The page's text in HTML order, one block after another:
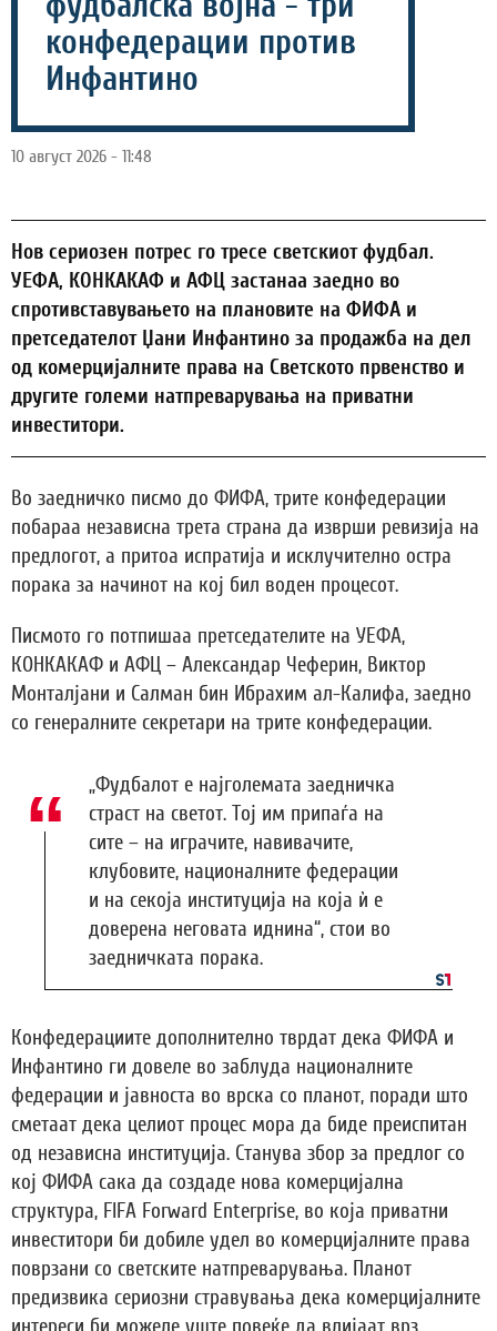
конфедерации против
Инфантино
10 август 2026 - 11:48
Нов сериозен потрес го тресе светскиот фудбал.
УЕФА, КОНКАКАФ и АФЦ застанаа заедно во
спротивставувањето на плановите на ФИФА и
претседателот Џани Инфантино за продажба на дел
од комерцијалните права на Светското првенство и
другите големи натпреварувања на приватни
инвеститори.
Во заедничко писмо до ФИФА, трите конфедерации
побараа независна трета страна да изврши ревизија на
предлогот, а притоа испратија и исклучително остра
порака за начинот на кој бил воден процесот.
Писмото го потпишаа претседателите на УЕФА,
КОНКАКАФ и АФЦ – Александар Чеферин, Виктор
Монталјани и Салман бин Ибрахим ал-Калифа, заедно
со генералните секретари на трите конфедерации.
„Фудбалот е најголемата заедничка
страст на светот. Тој им припаѓа на
сите – на играчите, навивачите,
клубовите, националните федерации
и на секоја институција на која ѝ е
доверена неговата иднина“, стои во
заедничката порака.
Конфедерациите дополнително тврдат дека ФИФА и
Инфантино ги довеле во заблуда националните
федерации и јавноста во врска со планот, поради што
сметаат дека целиот процес мора да биде преиспитан
од независна институција. Станува збор за предлог со
кој ФИФА сака да создаде нова комерцијална
структура, FIFA Forward Enterprise, во која приватни
инвеститори би добиле удел во комерцијалните права
поврзани со светските натпреварувања. Планот
предизвика сериозни стравувања дека комерцијалните